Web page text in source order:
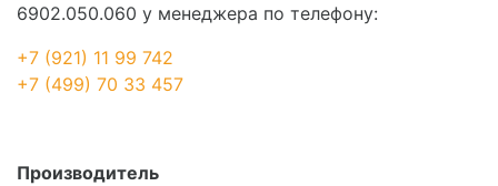
6902.050.060 у менеджера по телефону:
+7 (921) 11 99 742
+7 (499) 70 33 457
Производитель